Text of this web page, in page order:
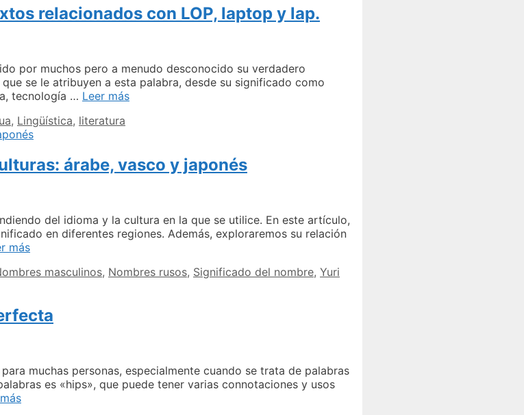
Jasper
y
es
perfecto
para
perro
relacionados con LOP, laptop y lap.
por muchos pero a menudo desconocido su verdadero
se le atribuyen a esta palabra, desde su significado como
tecnología … Leer másSignificado
en
distintos
con
LOP,
lap.
, Lingüística, literatura
árabe, vasco y japonés
del idioma y la cultura en la que se utilice. En este artículo,
en diferentes regiones. Además, exploraremos su relación
másExplorando
significado
en
diferentes
vasco
y
masculinos, Nombres rusos, Significado del nombre, Yuri
muchas personas, especialmente cuando se trata de palabras
es «hips», que puede tener varias connotaciones y usos
Guía